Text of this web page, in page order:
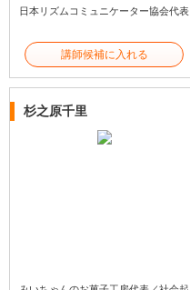
日本リズムコミュニケーター協会代表
講師候補に入れる
杉之原千里